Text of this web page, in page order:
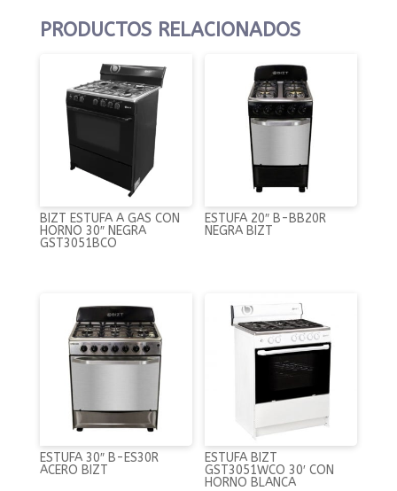
PRODUCTOS RELACIONADOS
BIZT ESTUFA A GAS CON
HORNO 30″ NEGRA
GST3051BCO
ESTUFA 20″ B-BB20R
NEGRA BIZT
ESTUFA 30″ B-ES30R
ACERO BIZT
ESTUFA BIZT
GST3051WCO 30′ CON
HORNO BLANCA